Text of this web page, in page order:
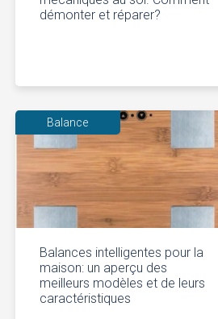
démonter et réparer?
Balance
Balances intelligentes pour la
maison: un aperçu des
meilleurs modèles et de leurs
caractéristiques